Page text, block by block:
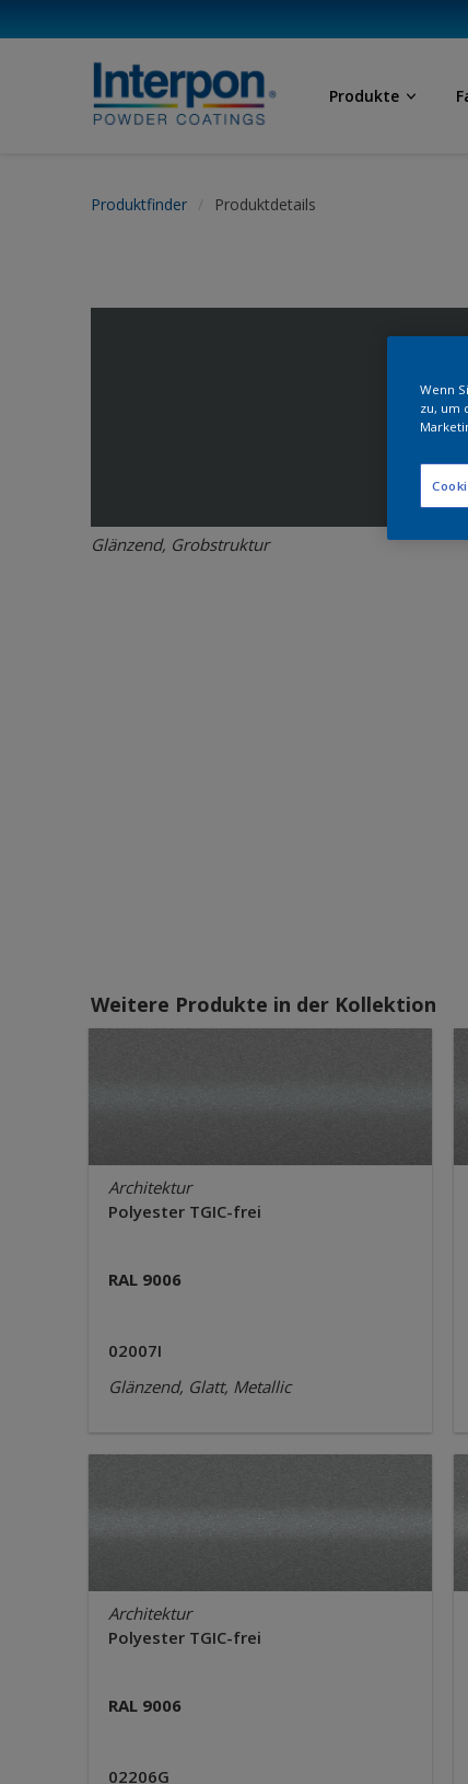
Produkte
Produktfinder Produktdetails
Glänzend, Grobstruktur
Weitere Produkte in der Kollektion
Architektur
Polyester TGIC-frei
RAL 9006
02007I
Glänzend, Glatt, Metallic
Architektur
Polyester TGIC-frei
RAL 9006
02206G
Wenn
zu, um